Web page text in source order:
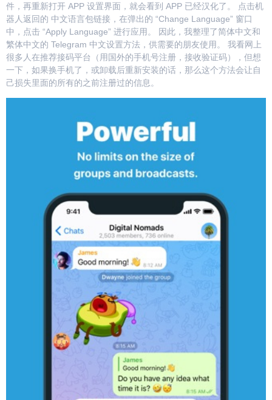
件，再重新打开 APP 设置界面，就会看到 APP 已经汉化了。 点击机
器人返回的 中文语言包链接，在弹出的 “Change Language” 窗口
中，点击 “Apply Language” 进行应用。 因此，我整理了简体中文和
繁体中文的 Telegram 中文设置方法，供需要的朋友使用。 我看网上
很多人在推荐接码平台（用国外的手机号注册，接收验证码），但想
一下，如果换手机了，或卸载后重新安装的话，那么这个方法会让自
己损失里面的所有的之前注册过的信息。